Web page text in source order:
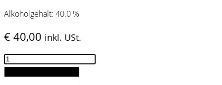
Alkoholgehalt: 40.0 %
€ 40,00 inkl. USt.
Puriste
Vodka